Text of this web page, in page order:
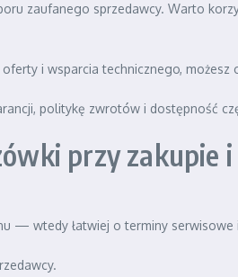
zaufanego sprzedawcy. Warto
i wsparcia technicznego, możesz
politykę zwrotów i dostępność
przy zakupie
— wtedy łatwiej o terminy serwisowe